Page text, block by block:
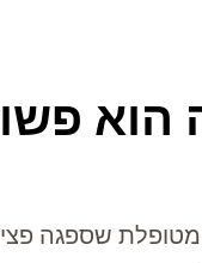
הוא
שספגה